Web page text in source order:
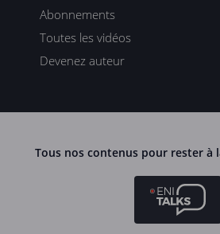
Abonnements
Toutes les vidéos
Devenez auteur
Tous nos contenus pour rester à